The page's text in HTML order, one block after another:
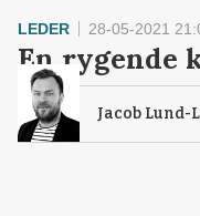
LEDER 28-05-2021
En rygende
Jacob Lund-